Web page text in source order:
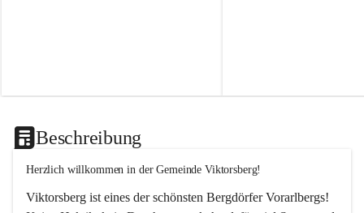
Beschreibung
Herzlich willkommen in der Gemeinde Viktorsberg!
Viktorsberg ist eines der schönsten Bergdörfer Vorarlbergs!